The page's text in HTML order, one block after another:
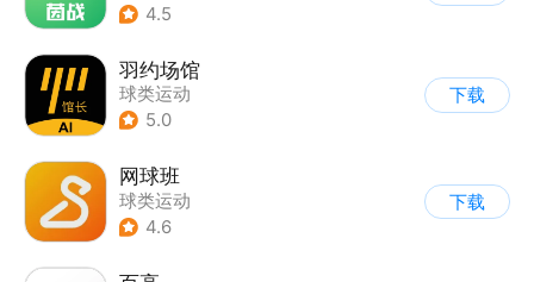
4.5
羽约场馆
球类运动
5.0
下载
网球班
球类运动
4.6
下载